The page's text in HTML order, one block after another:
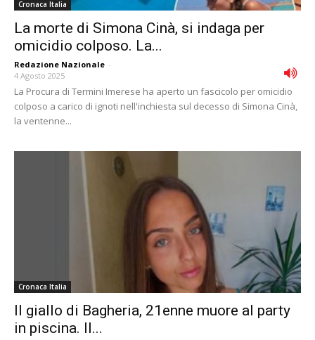
Cronaca Italia
La morte di Simona Cinà, si indaga per
omicidio colposo. La...
Redazione Nazionale -
4 Agosto 2025
La Procura di Termini Imerese ha aperto un fascicolo per omicidio
colposo a carico di ignoti nell'inchiesta sul decesso di Simona Cinà,
la ventenne...
Cronaca Italia
Il giallo di Bagheria, 21enne muore al party
in piscina. Il...